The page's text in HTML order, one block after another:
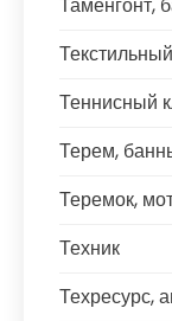
Теннисный
Терем,
Теремок,
Техник
Техресурс,